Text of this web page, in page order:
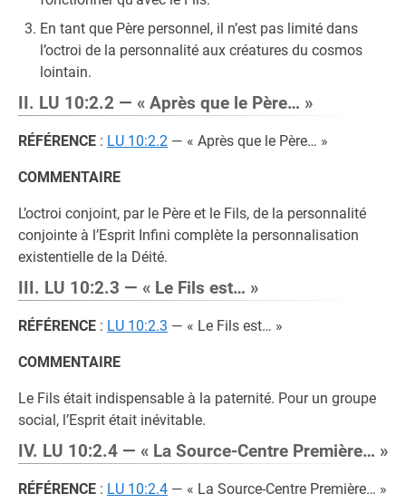
En tant que Père personnel, il n’est pas limité dans
l’octroi de la personnalité aux créatures du cosmos
lointain.
II. LU 10:2.2 — « Après que le Père… »
RÉFÉRENCE : LU 10:2.2 — « Après que le Père… »
COMMENTAIRE
L’octroi conjoint, par le Père et le Fils, de la personnalité
conjointe à l’Esprit Infini complète la personnalisation
existentielle de la Déité.
III. LU 10:2.3 — « Le Fils est… »
RÉFÉRENCE : LU 10:2.3 — « Le Fils est… »
COMMENTAIRE
Le Fils était indispensable à la paternité. Pour un groupe
social, l’Esprit était inévitable.
IV. LU 10:2.4 — « La Source-Centre Première… »
RÉFÉRENCE : LU 10:2.4 — « La Source-Centre Première… »